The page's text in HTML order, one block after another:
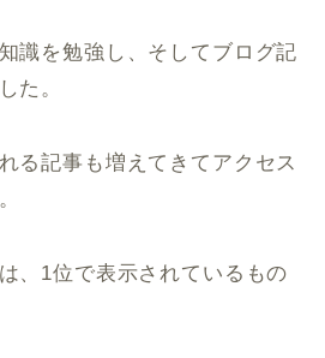
識を勉強し、そしてブログ記
た。
る記事も増えてきてアクセス
、1位で表示されているもの